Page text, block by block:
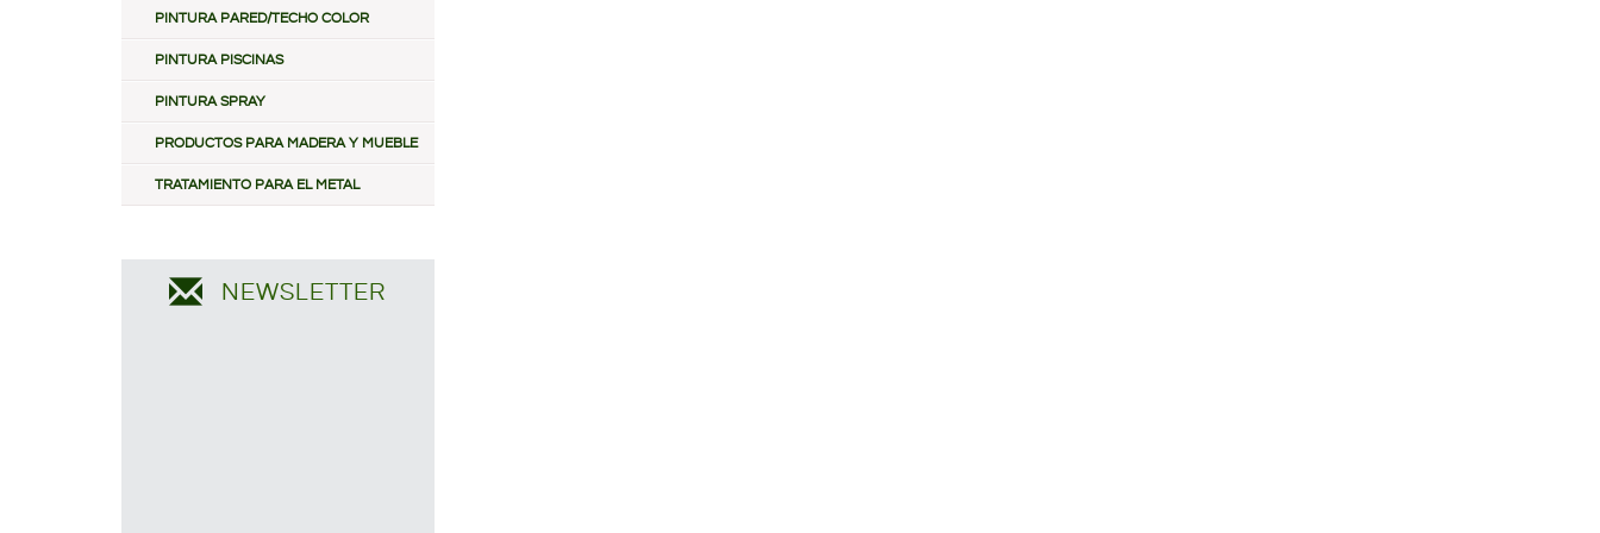
PINTURA PARED/TECHO COLOR
PINTURA PISCINAS
PINTURA SPRAY
PRODUCTOS PARA MADERA Y MUEBLE
TRATAMIENTO PARA EL METAL
NEWSLETTER